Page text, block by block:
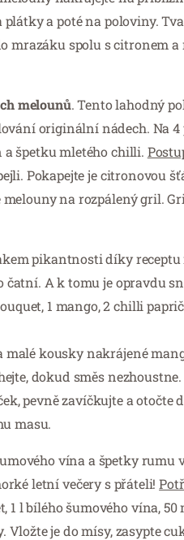
a poté na poloviny.
mrazáku spolu s citronem
melounů. Tento lahodný
originální nádech. Na 4
a špetku mletého chilli.
Pokapejte je citronovou
na rozpálený gril.
pikantnosti díky receptu
A k tomu je opravdu
1 mango, 2 chilli
kousky nakrájené
dokud směs
pevně zavíčkujte a otočte
masu.
vína a špetky
letní večery s přáteli!
l bílého šumového vína,
je do mísy, zasypte